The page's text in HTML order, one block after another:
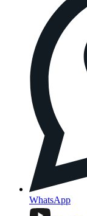
WhatsApp